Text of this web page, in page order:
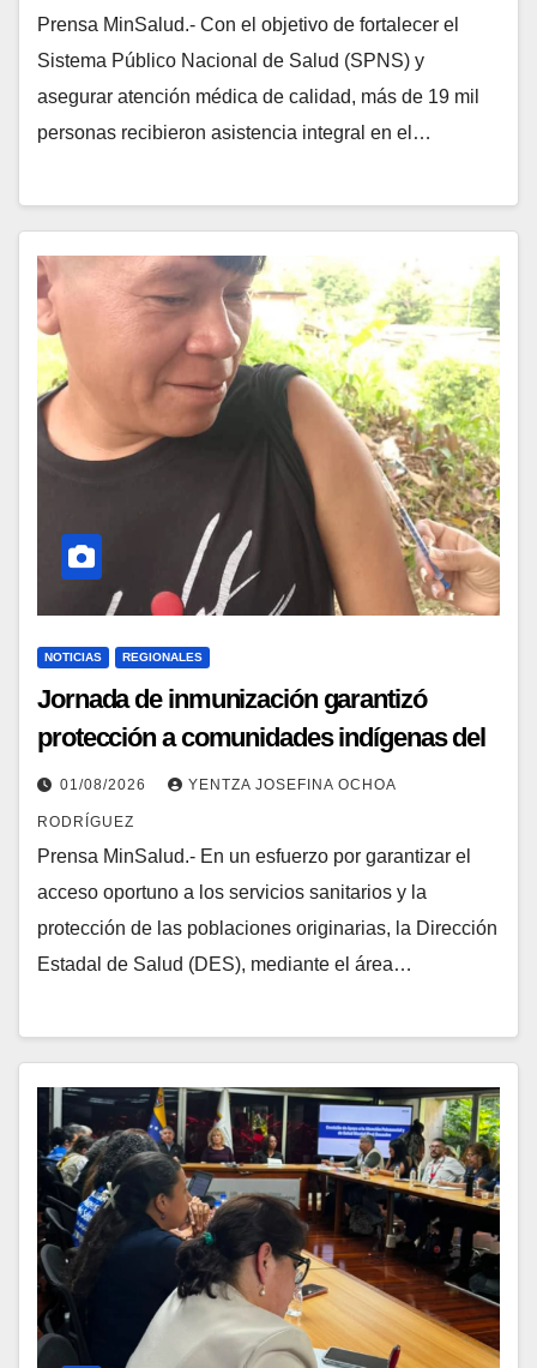
Prensa MinSalud.- Con el objetivo de fortalecer el
Sistema Público Nacional de Salud (SPNS) y
asegurar atención médica de calidad, más de 19 mil
personas recibieron asistencia integral en el…
NOTICIAS REGIONALES
Jornada de inmunización garantizó
protección a comunidades indígenas del
estado Amazonas
01/08/2026 YENTZA JOSEFINA OCHOA
RODRÍGUEZ
Prensa MinSalud.- En un esfuerzo por garantizar el
acceso oportuno a los servicios sanitarios y la
protección de las poblaciones originarias, la Dirección
Estadal de Salud (DES), mediante el área…